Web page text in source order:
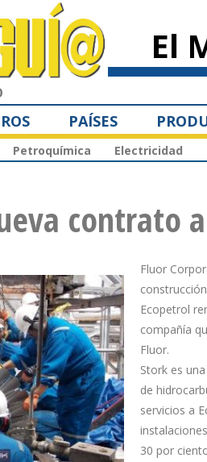
El
PAÍSES
Petroquímica Electricidad
contrato
Fluor
Ecopetrol
compañía
Fluor.
Stork es
de
servicios a
30 por